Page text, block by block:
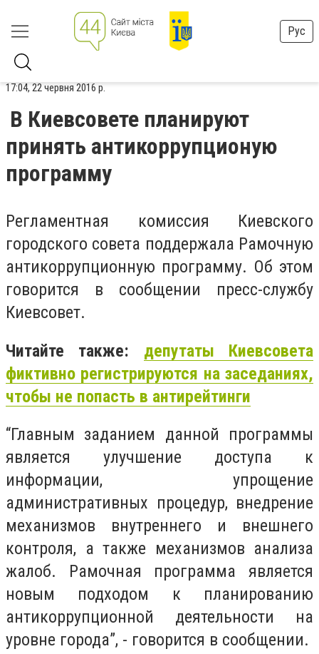
Рус
17:04, 22 червня 2016 р.
В Киевсовете планируют
принять антикоррупционую
программу
Регламентная комиссия Киевского
городского совета поддержала Рамочную
антикоррупционную программу. Об этом
говорится в сообщении пресс-службу
Киевсовет.
Читайте также: депутаты Киевсовета
фиктивно регистрируются на заседаниях,
чтобы не попасть в антирейтинги
“Главным заданием данной программы
является улучшение доступа к
информации, упрощение
административных процедур, внедрение
механизмов внутреннего и внешнего
контроля, а также механизмов анализа
жалоб. Рамочная программа является
новым подходом к планированию
антикоррупционной деятельности на
уровне города”, - говорится в сообщении.